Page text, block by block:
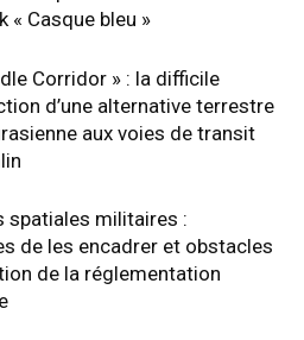
« Casque bleu »
Corridor » : la difficile
d’une alternative terrestre
aux voies de transit
spatiales militaires :
de les encadrer et obstacles
de la réglementation